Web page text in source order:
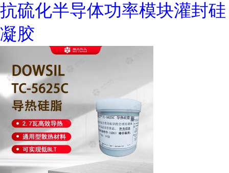
抗硫化半导体功率模块灌封硅
凝胶